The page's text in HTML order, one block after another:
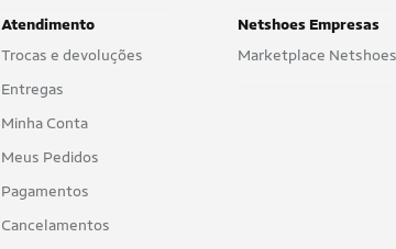
Atendimento
Trocas e devoluções
Entregas
Minha Conta
Meus Pedidos
Pagamentos
Cancelamentos
Netshoes Empresas
Marketplace Netshoes